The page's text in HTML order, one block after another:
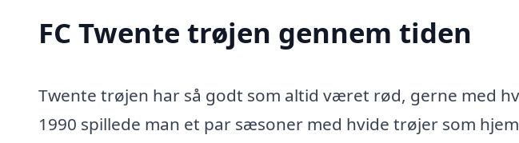
FC Twente trøjen gennem tiden
Twente trøjen har så godt som altid været rød, gerne med
1990 spillede man et par sæsoner med hvide trøjer som